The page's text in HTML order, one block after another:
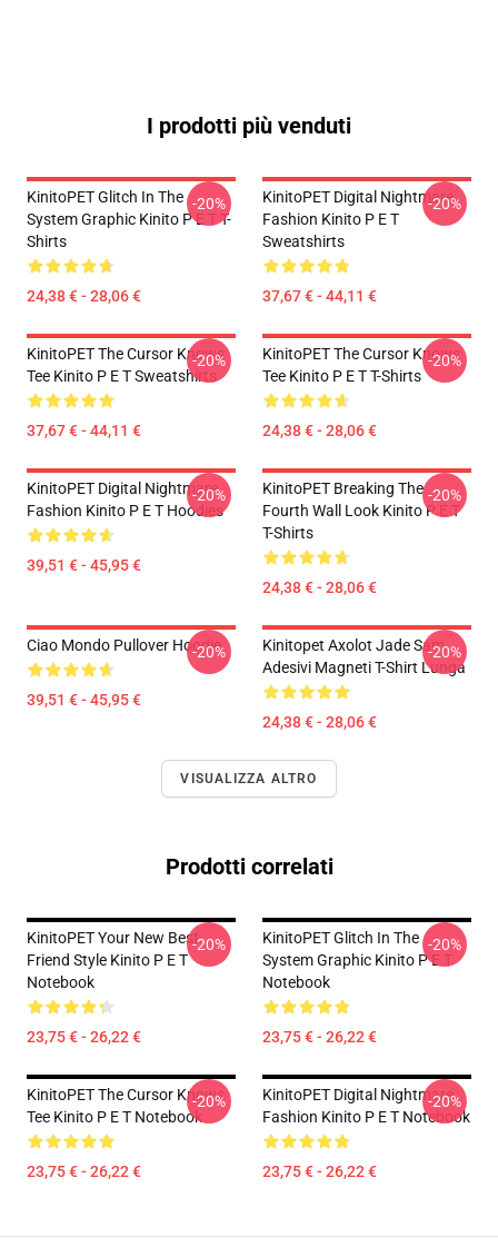
I prodotti più venduti
KinitoPET Glitch In The
System Graphic Kinito P E T T-
Shirts
24,38 € - 28,06 €
-20%
KinitoPET Digital Nightmare
Fashion Kinito P E T
Sweatshirts
37,67 € - 44,11 €
-20%
KinitoPET The Cursor Knows
Tee Kinito P E T Sweatshirts
37,67 € - 44,11 €
-20%
KinitoPET The Cursor Knows
Tee Kinito P E T T-Shirts
24,38 € - 28,06 €
-20%
KinitoPET Digital Nightmare
Fashion Kinito P E T Hoodies
39,51 € - 45,95 €
-20%
KinitoPET Breaking The
Fourth Wall Look Kinito P E T
T-Shirts
24,38 € - 28,06 €
-20%
Ciao Mondo Pullover Hoodie
39,51 € - 45,95 €
-20%
Kinitopet Axolot Jade Sam
Adesivi Magneti T-Shirt Lunga
24,38 € - 28,06 €
-20%
VISUALIZZA ALTRO
Prodotti correlati
KinitoPET Your New Best
Friend Style Kinito P E T
Notebook
23,75 € - 26,22 €
-20%
KinitoPET Glitch In The
System Graphic Kinito P E T
Notebook
23,75 € - 26,22 €
-20%
KinitoPET The Cursor Knows
Tee Kinito P E T Notebook
23,75 € - 26,22 €
-20%
KinitoPET Digital Nightmare
Fashion Kinito P E T Notebook
23,75 € - 26,22 €
-20%